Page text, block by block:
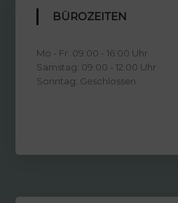
BÜROZEITEN
Mo - Fr: 09:00 - 16:00 Uhr
Samstag: 09:00 - 12:00 Uhr
Sonntag: Geschlossen